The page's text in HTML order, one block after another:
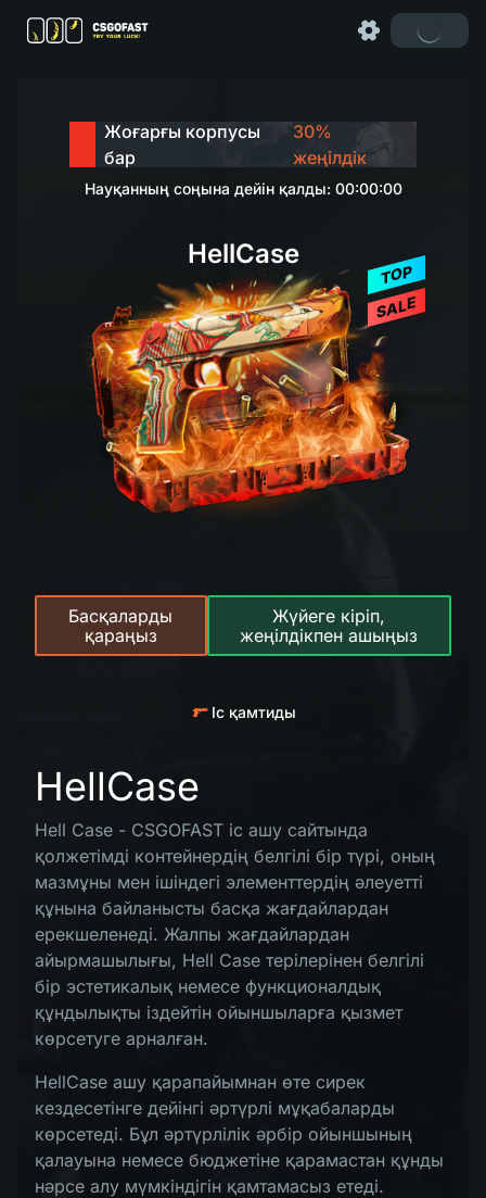
Жоғарғы корпусы
бар
30%
жеңілдік
Науқанның соңына дейін қалды: 00:00:00
HellCase
TOP
SALE
Басқаларды
қараңыз
Жүйеге кіріп,
жеңілдікпен ашыңыз
Іс қамтиды
HellCase
Hell Case - CSGOFAST іс ашу сайтында
қолжетімді контейнердің белгілі бір түрі, оның
мазмұны мен ішіндегі элементтердің әлеуетті
құнына байланысты басқа жағдайлардан
ерекшеленеді. Жалпы жағдайлардан
айырмашылығы, Hell Case терілерінен белгілі
бір эстетикалық немесе функционалдық
құндылықты іздейтін ойыншыларға қызмет
көрсетуге арналған.
HellCase ашу қарапайымнан өте сирек
кездесетінге дейінгі әртүрлі мұқабаларды
көрсетеді. Бұл әртүрлілік әрбір ойыншының
қалауына немесе бюджетіне қарамастан құнды
нәрсе алу мүмкіндігін қамтамасыз етеді.